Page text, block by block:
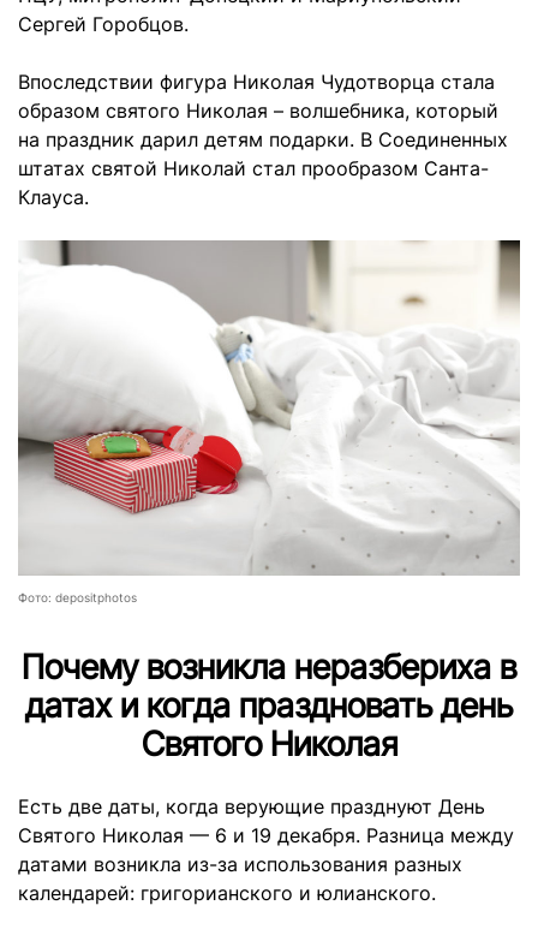
Сергей Горобцов.
Впоследствии фигура Николая Чудотворца стала
образом святого Николая – волшебника, который
на праздник дарил детям подарки. В Соединенных
штатах святой Николай стал прообразом Санта-
Клауса.
Фото: depositphotos
Почему возникла неразбериха в
датах и ​​когда праздновать день
Святого Николая
Есть две даты, когда верующие празднуют День
Святого Николая — 6 и 19 декабря. Разница между
датами возникла из-за использования разных
календарей: григорианского и юлианского.